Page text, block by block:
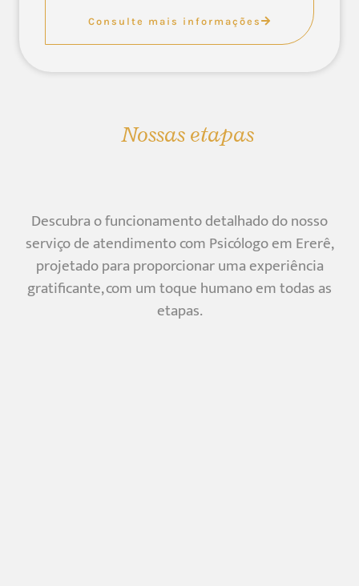
Consulte mais informações
Nossas etapas
Descubra o funcionamento detalhado do nosso
serviço de atendimento com Psicólogo em Ererê,
projetado para proporcionar uma experiência
gratificante, com um toque humano em todas as
etapas.